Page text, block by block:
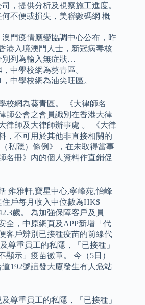
，提供分析及視察施工進度。
不便或損失，美聯數碼網 概
澳門疫情應變協調中心公布，昨
港入境澳門人士，新冠病毒核
別列為輸入無症狀…
中學校網為葵青區。
中學校網為油尖旺區。
校網為葵青區。 《大律師名
師公會之會員識別在香港大律
律師及大律師辦事處 。 《大律
，不可用於其他非直接相關的
私隱）條例》，在未取得當事
名冊》內的個人資料作直銷促
雍雅軒,寶星中心,寧峰苑,怡峰
戶每月收入中位數為HK$
歲。 為加強保障客戶及員
全，中原網頁及APP新增「代
客戶辨別已接種疫苗的前線代
尊重員工的私隱，「已接種」
顯示」疫苗徽章。 今（5日）
192號誼發大廈發生有人危站
尊重員工的私隱，「已接種」